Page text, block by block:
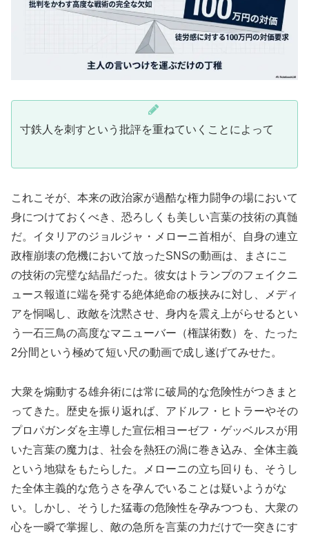
寸鉄人を刺すという批評を重ねていくことによって
これこそが、本来の政治家が過酷な権力闘争の場において
身につけておくべき、恐ろしくも美しい言葉の技術の真髄
だ。イタリアのジョルジャ・メローニ首相が、自身の連立
政権崩壊の危機において放ったSNSの動画は、まさにこ
の技術の完璧な結晶だった。彼女はトランプのフェイクニ
ュース報道に端を発する絶体絶命の板挟みに対し、メディ
アを恫喝し、政敵を沈黙させ、身内を震え上がらせるとい
う一石三鳥の高度なマニューバー（権謀術数）を、たった
2分間という極めて短い尺の動画で成し遂げてみせた。
大衆を煽動する雄弁術には常に破局的な危険性がつきまと
ってきた。歴史を振り返れば、アドルフ・ヒトラーやその
プロパガンダを主導した宣伝相ヨーゼフ・ゲッベルスが用
いた言葉の魔力は、社会を熱狂の渦に巻き込み、全体主義
という地獄をもたらした。メローニの立ち回りも、そうし
た全体主義的な危うさを孕んでいることは疑いようがな
い。しかし、そうした猛毒の危険性を孕みつつも、大衆の
心を一瞬で掌握し、敵の急所を言葉の力だけで一突きにす